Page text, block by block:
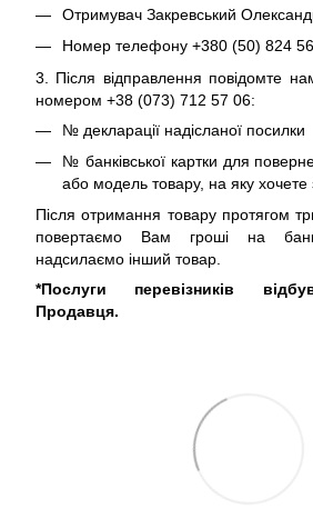
Отримувач Закревський
Номер телефону +380 (50) 824
3. Після відправлення повідомте
номером +38 (073) 712 57 06:
№ декларації надісланої посилки
№ банківської картки для
або модель товару, на яку хочете
Після отримання товару протягом
повертаємо Вам гроші на
надсилаємо інший товар.
*Послуги перевізників
Продавця.